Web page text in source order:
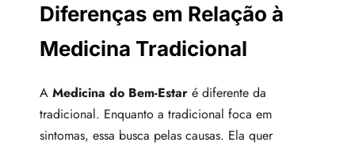
Diferenças em Relação à
Medicina Tradicional
A Medicina do Bem-Estar é diferente da
tradicional. Enquanto a tradicional foca em
sintomas, essa busca pelas causas. Ela quer